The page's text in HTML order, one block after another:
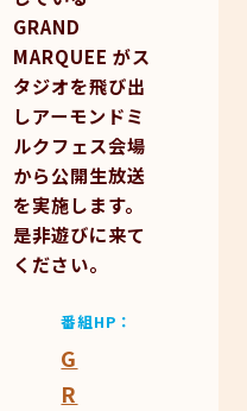
GRAND
MARQUEE がス
タジオを飛び出
しアーモンドミ
ルクフェス会場
から公開生放送
を実施します。
是非遊びに来て
ください。
番組HP
G
R